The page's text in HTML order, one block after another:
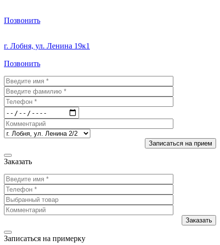
Позвонить
г. Лобня, ул. Ленина 19к1
Позвонить
Заказать
Записаться на примерку